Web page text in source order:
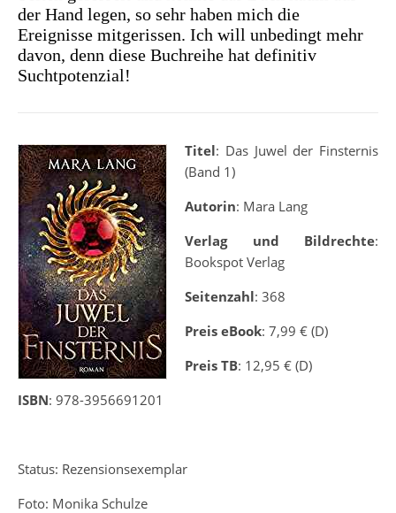
der Hand legen, so sehr haben mich die
Ereignisse mitgerissen. Ich will unbedingt mehr
davon, denn diese Buchreihe hat definitiv
Suchtpotenzial!
Titel: Das Juwel der Finsternis
(Band 1)
Autorin: Mara Lang
Verlag und Bildrechte:
Bookspot Verlag
Seitenzahl: 368
Preis eBook: 7,99 € (D)
Preis TB: 12,95 € (D)
ISBN: 978-3956691201
Status: Rezensionsexemplar
Foto: Monika Schulze